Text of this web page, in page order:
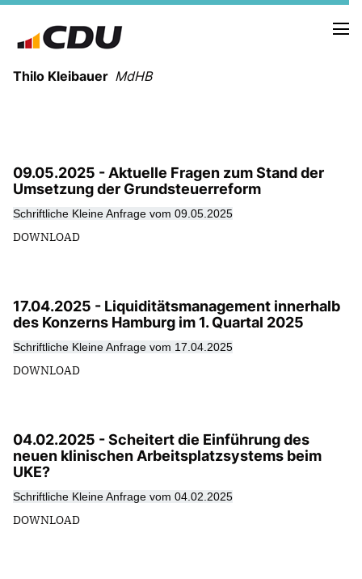
Thilo Kleibauer MdHB
NEWSLETTER
REDEN
09.05.2025 - Aktuelle Fragen zum Stand der
Umsetzung der Grundsteuerreform
Schriftliche Kleine Anfrage vom 09.05.2025
DOWNLOAD
17.04.2025 - Liquiditätsmanagement innerhalb
des Konzerns Hamburg im 1. Quartal 2025
Schriftliche Kleine Anfrage vom 17.04.2025
DOWNLOAD
04.02.2025 - Scheitert die Einführung des
neuen klinischen Arbeitsplatzsystems beim
UKE?
Schriftliche Kleine Anfrage vom 04.02.2025
DOWNLOAD